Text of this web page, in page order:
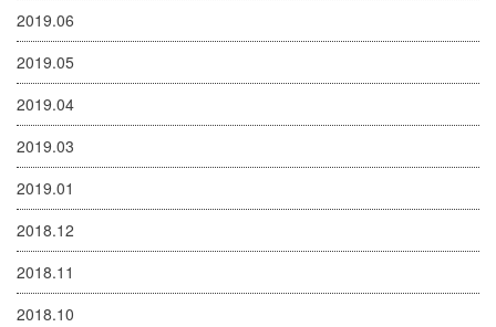
2019.06
2019.05
2019.04
2019.03
2019.01
2018.12
2018.11
2018.10